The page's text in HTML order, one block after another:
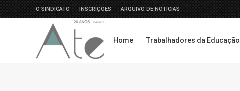
O SINDICATO INSCRIÇÕES ARQUIVO DE NOTÍCIAS
Home Trabalhadores da Educação
Home Trabalhadores da Educação